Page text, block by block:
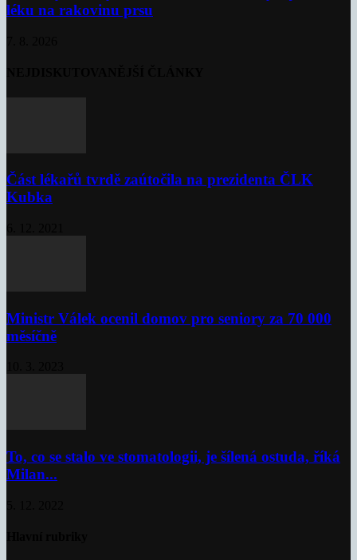
léku na rakovinu prsu
Část lékařů tvrdě zaútočila na prezidenta ČLK
Kubka
Ministr Válek ocenil domov pro seniory za 70 000
měsíčně
To, co se stalo ve stomatologii, je šílená ostuda, říká
Milan...